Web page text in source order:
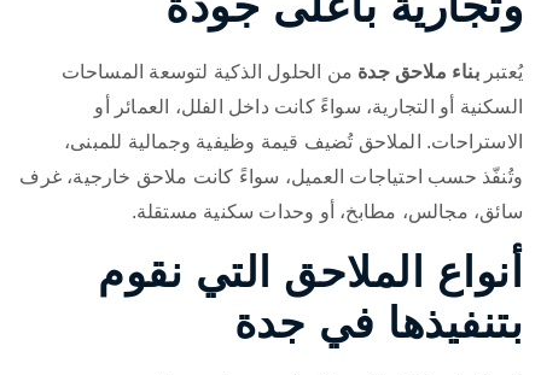
يُعتبربناء ملاحق جدة من الحلول الذكية لتوسعة المساحات
السكنية أو التجارية، سواءً كانت داخل الفلل، العمائر أو
الاستراحات. الملاحق تُضيف قيمة وظيفية وجمالية للمبنى،
وتُنفّذ حسب احتياجات العميل، سواءً كانت ملاحق خارجية، غرف
سائق، مجالس، مطابخ، أو وحدات سكنية مستقلة.
أنواع الملاحق التي نقوم
بتنفيذها في جدة